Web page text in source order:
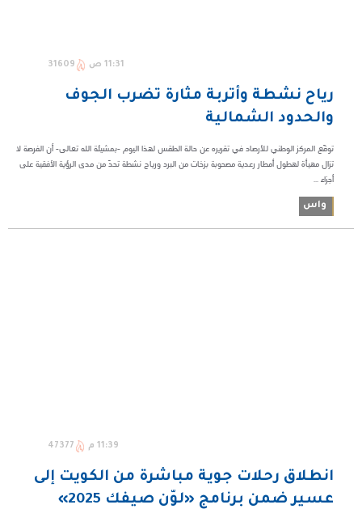
11:31 ص 31609
رياح نشطة وأتربة مثارة تضرب الجوف
والحدود الشمالية
توقّع المركز الوطني للأرصاد في تقريره عن حالة الطقس لهذا اليوم -بمشيئة الله تعالى- أن الفرصة لا
تزال مهيأة لهطول أمطار رعدية مصحوبة بزخات من البرد ورياح نشطة تحدّ من مدى الرؤية الأفقية على
أجزاء ...
واس
11:39 م 47377
انطلاق رحلات جوية مباشرة من الكويت إلى
عسير ضمن برنامج «لوّن صيفك 2025»